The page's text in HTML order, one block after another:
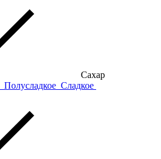
Сахар
Полусладкое Сладкое